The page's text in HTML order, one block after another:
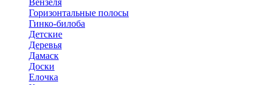
Вензеля
Горизонтальные полосы
Гинко-билоба
Детские
Деревья
Дамаск
Доски
Елочка